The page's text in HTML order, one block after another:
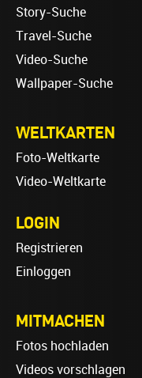
Story-Suche
Travel-Suche
Video-Suche
Wallpaper-Suche
WELTKARTEN
Foto-Weltkarte
Video-Weltkarte
LOGIN
Registrieren
Einloggen
MITMACHEN
Fotos hochladen
Videos vorschlagen